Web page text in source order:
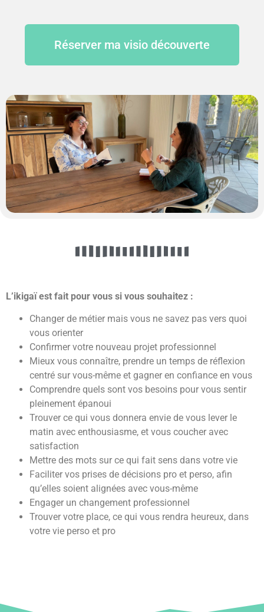
Réserver ma visio découverte
L’ikigaï est fait pour vous si vous souhaitez :
Changer de métier mais vous ne savez pas vers quoi
vous orienter
Confirmer votre nouveau projet professionnel
Mieux vous connaître, prendre un temps de réflexion
centré sur vous-même et gagner en confiance en vous
Comprendre quels sont vos besoins pour vous sentir
pleinement épanoui
Trouver ce qui vous donnera envie de vous lever le
matin avec enthousiasme, et vous coucher avec
satisfaction
Mettre des mots sur ce qui fait sens dans votre vie
Faciliter vos prises de décisions pro et perso, afin
qu’elles soient alignées avec vous-même
Engager un changement professionnel
Trouver votre place, ce qui vous rendra heureux, dans
votre vie perso et pro